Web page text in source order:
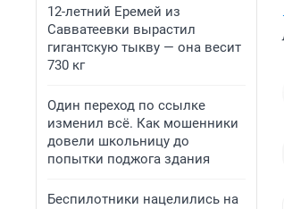
12-летний Еремей из
Савватеевки вырастил
гигантскую тыкву — она весит
730 кг
Один переход по ссылке
изменил всё. Как мошенники
довели школьницу до
попытки поджога здания
Беспилотники нацелились на